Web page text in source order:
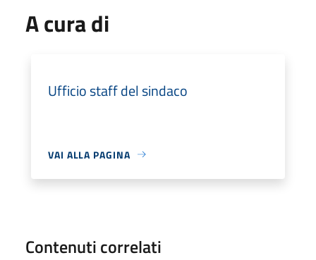
A cura di
Ufficio staff del sindaco
VAI ALLA PAGINA
Contenuti correlati